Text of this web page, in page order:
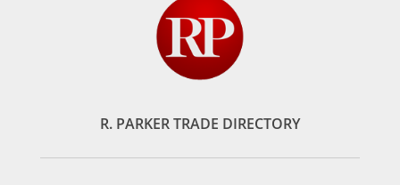
R. PARKER TRADE DIRECTORY